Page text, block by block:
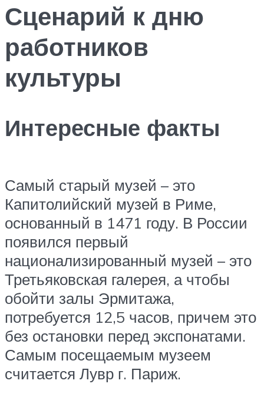
Сценарий к дню
работников
культуры
Интересные факты
Самый старый музей – это
Капитолийский музей в Риме,
основанный в 1471 году. В России
появился первый
национализированный музей – это
Третьяковская галерея, а чтобы
обойти залы Эрмитажа,
потребуется 12,5 часов, причем это
без остановки перед экспонатами.
Самым посещаемым музеем
считается Лувр г. Париж.